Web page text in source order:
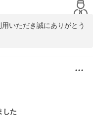
いただき誠にありがとう
いただけたようで、大変
」をコンセプトに、
えるメニューをご用意し
した